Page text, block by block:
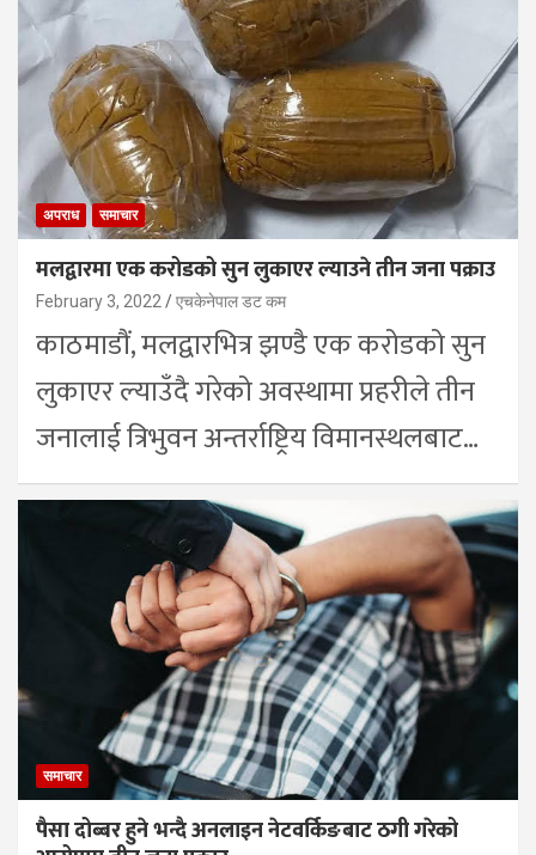
अपराध समाचार
मलद्वारमा एक करोडको सुन लुकाएर ल्याउने तीन जना पक्राउ
February 3, 2022 एचकेनेपाल डट कम
काठमाडौं, मलद्वारभित्र झण्डै एक करोडको सुन
लुकाएर ल्याउँदै गरेको अवस्थामा प्रहरीले तीन
जनालाई त्रिभुवन अन्तर्राष्ट्रिय विमानस्थलबाट…
समाचार
पैसा दोब्बर हुने भन्दै अनलाइन नेटवर्किङबाट ठगी गरेको